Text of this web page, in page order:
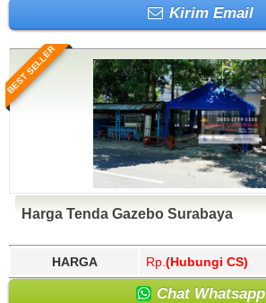
Kirim Email
BEST SELLER
Harga Tenda Gazebo Surabaya
HARGA Rp. (Hubungi CS)
Chat Whatsapp